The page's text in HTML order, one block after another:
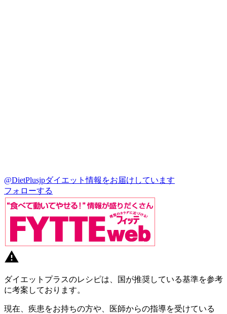
@DietPlusjpダイエット情報をお届けしています
フォローする
ダイエットプラスのレシピは、国が推奨している基準を参考
に考案しております。
現在、疾患をお持ちの方や、医師からの指導を受けている